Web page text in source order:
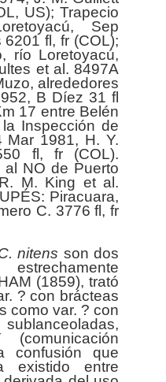
US); Trapecio
Sep
fl, fr (COL);
río Loretoyacú,
et al. 8497A
alrededores
B Díez 31 fl
17 entre Belén
Inspección de
Mar 1981, H. Y.
fl, fr (COL).
al NO de Puerto
M. King et al.
Piracuara,
C. 3776 fl, fr
nitens son dos
(1859), trató
? con brácteas
como var. ? con
(comunicación
confusión que
existido entre